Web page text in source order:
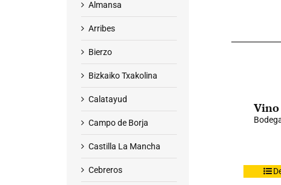
Vino
Almansa
Arribes
Bierzo
Bizkaiko Txakolina
Calatayud
Campo de Borja
Castilla La Mancha
Cebreros